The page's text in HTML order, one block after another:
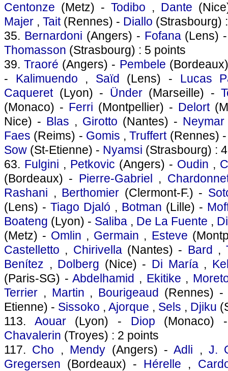
Centonze (Metz) - Todibo , Dante
Majer , Tait(Rennes) - Diallo (Strasbourg)
35. Bernardoni (Angers) - Fofana(Lens)
Thomasson (Strasbourg) : 5 points
39.Traoré (Angers) - Pembele
- Kalimuendo , Saïd (Lens) - Lucas
Caqueret(Lyon) - Ünder(Marseille) -
(Monaco) - Ferri (Montpellier) - Delort
Nice) - Blas , Girotto (Nantes) - Neymar
Faes (Reims) - Gomis ,Truffert(Rennes)
Sow (St-Etienne) - Nyamsi (Strasbourg) :
63. Fulgini , Petkovic (Angers) - Oudin ,
(Bordeaux) - Pierre-Gabriel ,
Rashani , Berthomier (Clermont-F.) -
(Lens) - Tiago Djaló , Botman (Lille) -
Boateng (Lyon) - Saliba , De La Fuente ,
(Metz) - Omlin , Germain , Esteve
Castelletto , Chirivella(Nantes) - Bard ,
Benítez , Dolberg (Nice) - Di María,
(Paris-SG) -Abdelhamid , Ekitike ,
Terrier , Martin , Bourigeaud (Rennes)
Etienne) - Sissoko , Ajorque , Sels , Djiku
113. Aouar(Lyon) - Diop
Chavalerin (Troyes) : 2 points
117. Cho , Mendy (Angers) -Adli ,J.
Gregersen (Bordeaux) - Hérelle ,